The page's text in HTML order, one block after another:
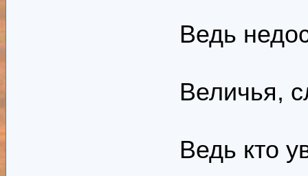
Ведь
Величья,
Ведь кто